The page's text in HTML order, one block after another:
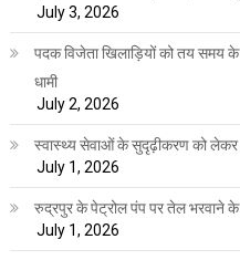
July 3, 2026
पदक विजेता खिलाड़ियों को तय समय
धामी
July 2, 2026
स्वास्थ्य सेवाओं के सुदृढ़ीकरण को लेकर
July 1, 2026
रुद्रपुर के पेट्रोल पंप पर तेल भरवाने के
July 1, 2026